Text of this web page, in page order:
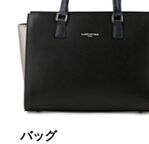
表示オプション
再入荷
バッグ